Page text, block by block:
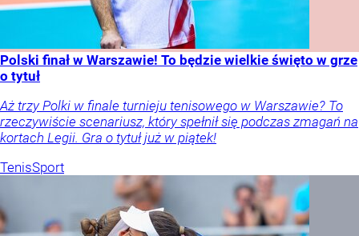
Polski finał w Warszawie! To będzie wielkie święto w grze
o tytuł
Aż trzy Polki w finale turnieju tenisowego w Warszawie? To
rzeczywiście scenariusz, który spełnił się podczas zmagań na
kortach Legii. Gra o tytuł już w piątek!
TenisSport